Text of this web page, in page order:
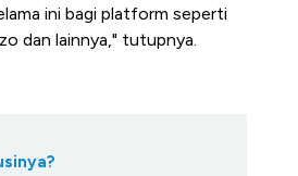
ini bagi platform seperti
dan lainnya," tutupnya.